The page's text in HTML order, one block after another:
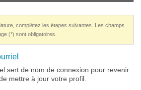
complétez les étapes suivantes. Les champs
(*) sont obligatoires.
sert de nom de connexion pour revenir
mettre à jour votre profil.